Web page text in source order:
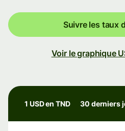
Suivre les taux
Voir le graphique
1 USD en TND 30 derniers